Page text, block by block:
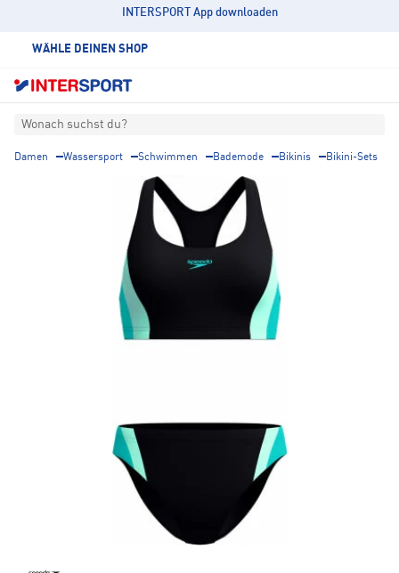
INTERSPORT App downloaden
WÄHLE DEINEN SHOP
Wonach suchst du?
Damen Wassersport Schwimmen Bademode Bikinis Bikini-Sets